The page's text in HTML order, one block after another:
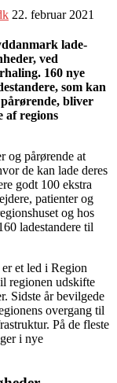
22. februar 2021
lade-
ved
160 nye
som kan
bliver
af regions
og pårørende at
de kan lade deres
godt 100 ekstra
patienter og
og hos
ladestandere til
et led i Region
regionen udskifte
Sidste år bevilgede
overgang til
På de fleste
i nye